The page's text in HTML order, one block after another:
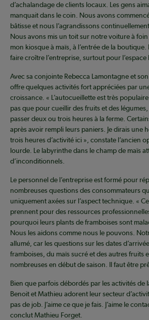
d’achalandage de clients locaux. Les gens
manquait dans le coin. Nous avons
bâtisse et nous l’agrandissons
Nous avons mis un toit sur notre voiture à foin
mon kiosque à maïs, à l’entrée de la
faire croître l’entreprise, surtout pour
Avec sa conjointe Rebecca Lamontagne et
offre quelques activités fort appréciées par
croissance. « L’autocueillette est très
pas que pour cueillir des fruits et des
passer deux ou trois heures à la ferme.
après avoir rempli leurs paniers. Je dirais une
trois heures d’activité ici », constate l’ancien
lourde. Le labyrinthe dans le champ de maïs
d’inconditionnels.
Le personnel de l’entreprise est formé pour
nombreuses questions des consommateurs
uniquement axées sur l’aspect technique. «
prennent pour des ressources
pourquoi leurs plants de framboises sont
Nous les aidons comme nous le pouvons.
allumé, car les questions sur les dates
framboises, du maïs sucré et des autres fruits
nombreuses en début de saison. Il faut être
Bien que parfois débordés par les activités de
Benoit et Mathieu adorent leur secteur
pas de job. J’aime ce que je fais. J’aime le
conclut Mathieu Forget.